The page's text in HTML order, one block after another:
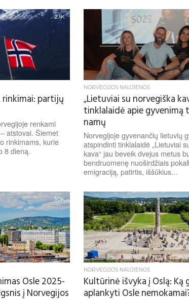
2.1K
rinkimai: partijų
renkami
atstovai. Šiemet
rinkimams, kurie
8 dieną.
NORVEGIJOS NAUJIENOS
„Lietuviai su norvegiška
tinklalaidė apie gyvenimą
namų
Norvegijoje gyvenančių lietuvių
atspindinti tinklalaidė „Lietuviai
kava“ jau beveik dvejus metus
bendruomenę nuoširdžiais
emigraciją, patirtis, iššūkius...
3.0K
Osle 2025-
į Norvegijos
NORVEGIJOS NAUJIENOS
Kultūrinė išvyka į Oslą: Ką
aplankyti Osle